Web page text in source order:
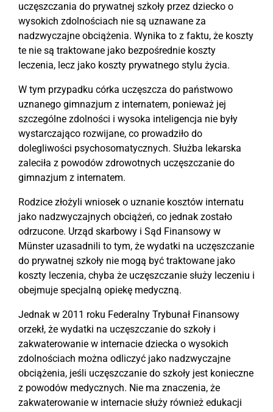
uczęszczania do prywatnej szkoły przez dziecko o
wysokich zdolnościach nie są uznawane za
nadzwyczajne obciążenia. Wynika to z faktu, że koszty
te nie są traktowane jako bezpośrednie koszty
leczenia, lecz jako koszty prywatnego stylu życia.
W tym przypadku córka uczęszcza do państwowo
uznanego gimnazjum z internatem, ponieważ jej
szczególne zdolności i wysoka inteligencja nie były
wystarczająco rozwijane, co prowadziło do
dolegliwości psychosomatycznych. Służba lekarska
zaleciła z powodów zdrowotnych uczęszczanie do
gimnazjum z internatem.
Rodzice złożyli wniosek o uznanie kosztów internatu
jako nadzwyczajnych obciążeń, co jednak zostało
odrzucone. Urząd skarbowy i Sąd Finansowy w
Münster uzasadnili to tym, że wydatki na uczęszczanie
do prywatnej szkoły nie mogą być traktowane jako
koszty leczenia, chyba że uczęszczanie służy leczeniu i
obejmuje specjalną opiekę medyczną.
Jednak w 2011 roku Federalny Trybunał Finansowy
orzekł, że wydatki na uczęszczanie do szkoły i
zakwaterowanie w internacie dziecka o wysokich
zdolnościach można odliczyć jako nadzwyczajne
obciążenia, jeśli uczęszczanie do szkoły jest konieczne
z powodów medycznych. Nie ma znaczenia, że
zakwaterowanie w internacie służy również edukacji